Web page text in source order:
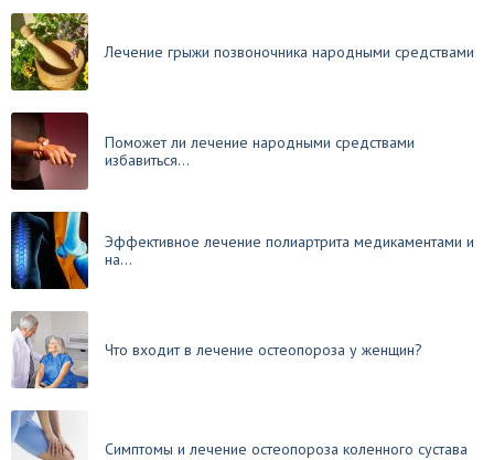
Лечение грыжи позвоночника народными средствами
Поможет ли лечение народными средствами
избавиться...
Эффективное лечение полиартрита медикаментами и
на...
Что входит в лечение остеопороза у женщин?
Симптомы и лечение остеопороза коленного сустава